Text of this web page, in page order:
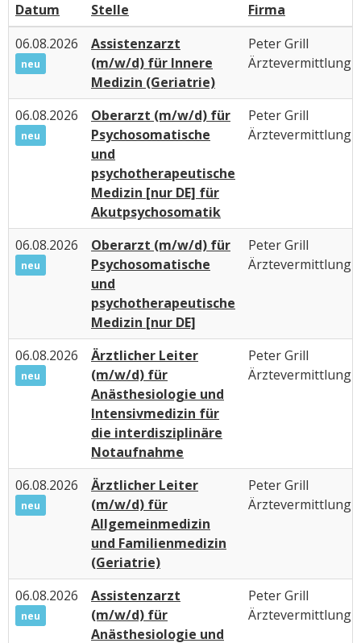
Datum Stelle
Firma
06.08.2026
neu
Assistenzarzt
(m/w/d) für Innere
Medizin (Geriatrie)
Peter Grill
Ärztevermittlung
06.08.2026
neu
Oberarzt (m/w/d) für
Psychosomatische
und
psychotherapeutische
Medizin [nur DE] für
Akutpsychosomatik
Peter Grill
Ärztevermittlung
06.08.2026
neu
Oberarzt (m/w/d) für
Psychosomatische
und
psychotherapeutische
Medizin [nur DE]
Peter Grill
Ärztevermittlung
06.08.2026
neu
Ärztlicher Leiter
(m/w/d) für
Anästhesiologie und
Intensivmedizin für
die interdisziplinäre
Notaufnahme
Peter Grill
Ärztevermittlung
06.08.2026
neu
Ärztlicher Leiter
(m/w/d) für
Allgemeinmedizin
und Familienmedizin
(Geriatrie)
Peter Grill
Ärztevermittlung
06.08.2026
neu
Assistenzarzt
(m/w/d) für
Anästhesiologie und
Peter Grill
Ärztevermittlung